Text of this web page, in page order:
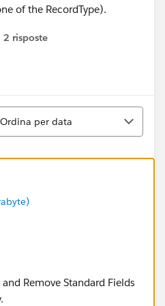
of the RecordType).
2 risposte
Ordina per data
Remove Standard Fields